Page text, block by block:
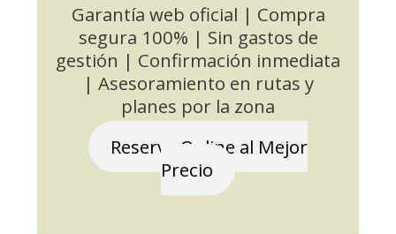
Garantía web oficial | Compra
segura 100% | Sin gastos de
gestión | Confirmación inmediata
| Asesoramiento en rutas y
planes por la zona
Reserva Online al Mejor
Precio